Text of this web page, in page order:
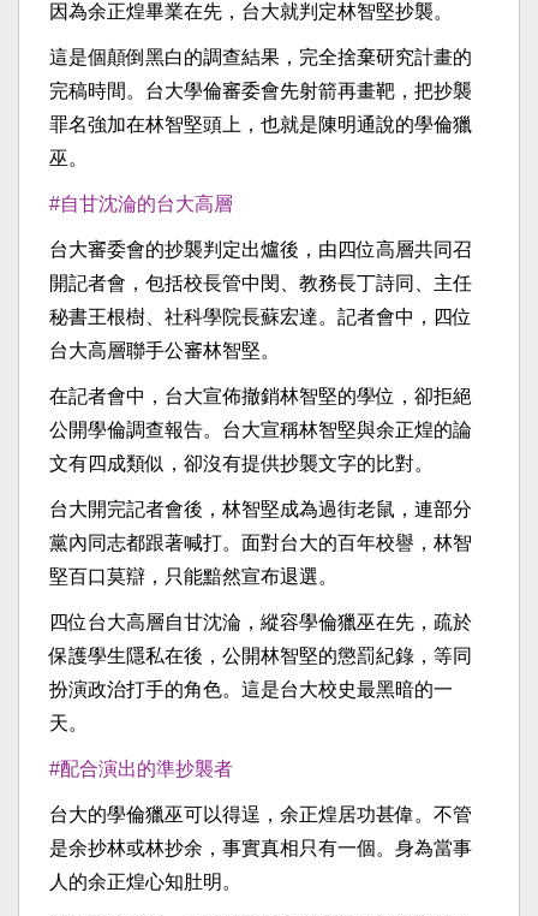
因為余正煌畢業在先，台大就判定林智堅抄襲。
這是個顛倒黑白的調查結果，完全捨棄研究計畫的
完稿時間。台大學倫審委會先射箭再畫靶，把抄襲
罪名強加在林智堅頭上，也就是陳明通說的學倫獵
巫。
#自甘沈淪的台大高層
台大審委會的抄襲判定出爐後，由四位高層共同召
開記者會，包括校長管中閔、教務長丁詩同、主任
秘書王根樹、社科學院長蘇宏達。記者會中，四位
台大高層聯手公審林智堅。
在記者會中，台大宣佈撤銷林智堅的學位，卻拒絕
公開學倫調查報告。台大宣稱林智堅與余正煌的論
文有四成類似，卻沒有提供抄襲文字的比對。
台大開完記者會後，林智堅成為過街老鼠，連部分
黨內同志都跟著喊打。面對台大的百年校譽，林智
堅百口莫辯，只能黯然宣布退選。
四位台大高層自甘沈淪，縱容學倫獵巫在先，疏於
保護學生隱私在後，公開林智堅的懲罰紀錄，等同
扮演政治打手的角色。這是台大校史最黑暗的一
天。
#配合演出的準抄襲者
台大的學倫獵巫可以得逞，余正煌居功甚偉。不管
是余抄林或林抄余，事實真相只有一個。身為當事
人的余正煌心知肚明。